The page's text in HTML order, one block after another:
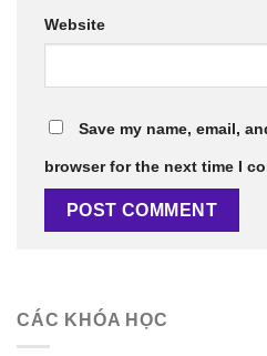
Website
Save my name, email,
browser for the next time I
CÁC KHÓA HỌC